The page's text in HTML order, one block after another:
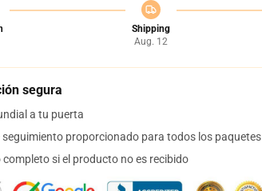
Shipping
Aug. 12
segura
a tu puerta
seguimiento proporcionado para todos los paquetes
completo si el producto no es recibido